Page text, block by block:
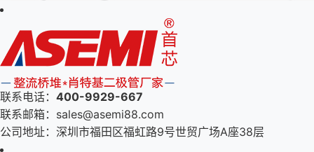
联系电话： 400-9929-667
联系邮箱：sales@asemi88.com
公司地址：深圳市福田区福虹路9号世贸广场A座38层